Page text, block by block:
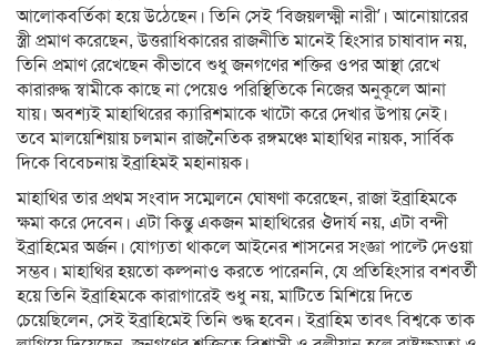
আলোকবর্তিকা হয়ে উঠেছেন। তিনি সেই ‘বিজয়লক্ষ্মী নারী’। আনোয়ারের
স্ত্রী প্রমাণ করেছেন, উত্তরাধিকারের রাজনীতি মানেই হিংসার চাষাবাদ নয়,
তিনি প্রমাণ রেখেছেন কীভাবে শুধু জনগণের শক্তির ওপর আস্থা রেখে
কারারুদ্ধ স্বামীকে কাছে না পেয়েও পরিস্থিতিকে নিজের অনুকূলে আনা
যায়। অবশ্যই মাহাথিরের ক্যারিশমাকে খাটো করে দেখার উপায় নেই।
তবে মালয়েশিয়ায় চলমান রাজনৈতিক রঙ্গমঞ্চে মাহাথির নায়ক, সার্বিক
দিকে বিবেচনায় ইব্রাহিমই মহানায়ক।
মাহাথির তার প্রথম সংবাদ সম্মেলনে ঘোষণা করেছেন, রাজা ইব্রাহিমকে
ক্ষমা করে দেবেন। এটা কিন্তু একজন মাহাথিরের ঔদার্য নয়, এটা বন্দী
ইব্রাহিমের অর্জন। যোগ্যতা থাকলে আইনের শাসনের সংজ্ঞা পাল্টে দেওয়া
সম্ভব। মাহাথির হয়তো কল্পনাও করতে পারেননি, যে প্রতিহিংসার বশবর্তী
হয়ে তিনি ইব্রাহিমকে কারাগারেই শুধু নয়, মাটিতে মিশিয়ে দিতে
চেয়েছিলেন, সেই ইব্রাহিমেই তিনি শুদ্ধ হবেন। ইব্রাহিম তাবৎ বিশ্বকে তাক